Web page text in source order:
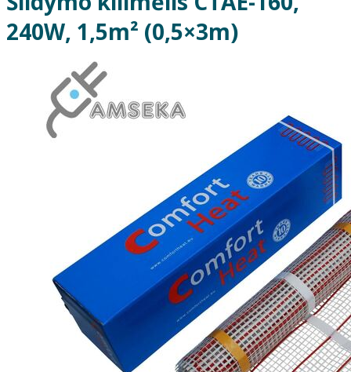
240W, 1,5m² (0,5×3m)